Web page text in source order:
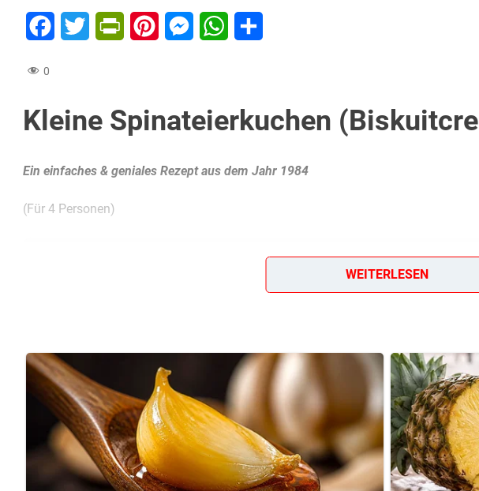
FacebookTwitter PrintFriendly
PinterestMessengerWhatsApp
0
Kleine Spinateierkuchen
Ein einfaches & geniales Rezept aus dem Jahr 1984
(Für 4 Personen)
Diese Zutaten brauchen wir…
40 g Butter
4 Eßlöffel Speiseöl
Salz
Lob, Kritik, Fragen oder Anregungen zum Rezept? Dann hinterlasse doch bitte
eine Bewertung!
WEITERLESEN